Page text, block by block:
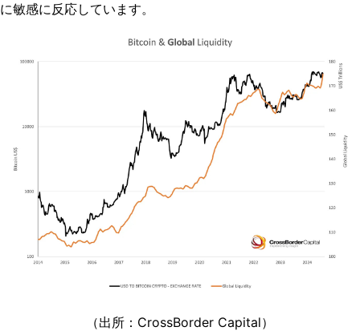
に敏感に反応しています。
（出所：CrossBorder Capital）